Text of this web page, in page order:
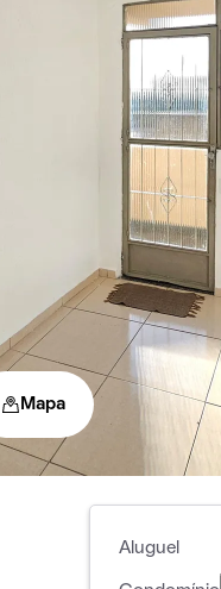
Mapa
Aluguel